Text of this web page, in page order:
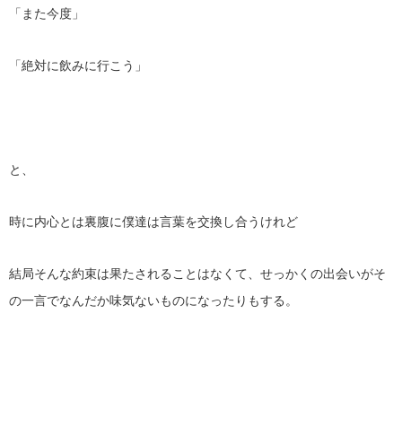
「また今度」
「絶対に飲みに行こう」
と、
時に内心とは裏腹に僕達は言葉を交換し合うけれど
結局そんな約束は果たされることはなくて、せっかくの出会いがそ
の一言でなんだか味気ないものになったりもする。